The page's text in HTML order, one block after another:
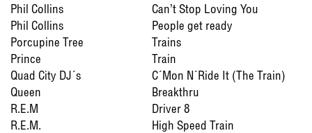
Phil Collins
Can’t Stop Loving You
Phil Collins
People get ready
Porcupine Tree
Trains
Prince
Train
Quad City DJ´s
C´Mon N´Ride It (The Train)
Queen
Breakthru
R.E.M
Driver 8
R.E.M.
High Speed Train